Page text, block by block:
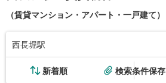
（賃貸マンション・アパート・一戸建て）
西長堀駅
新着順 検索条件保存